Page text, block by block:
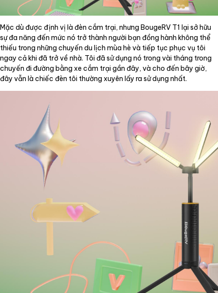
Mặc dù được định vị là đèn cắm trại, nhưng BougeRV T1 lại sở hữu
sự đa năng đến mức nó trở thành người bạn đồng hành không thể
thiếu trong những chuyến du lịch mùa hè và tiếp tục phục vụ tôi
ngay cả khi đã trở về nhà. Tôi đã sử dụng nó trong vài tháng trong
chuyến đi đường bằng xe cắm trại gần đây, và cho đến bây giờ,
đây vẫn là chiếc đèn tôi thường xuyên lấy ra sử dụng nhất.